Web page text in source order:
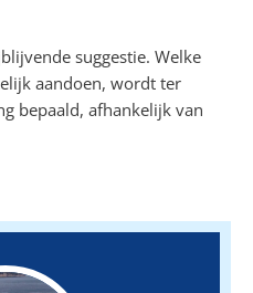
suggestie. Welke
aandoen, wordt ter
bepaald, afhankelijk van